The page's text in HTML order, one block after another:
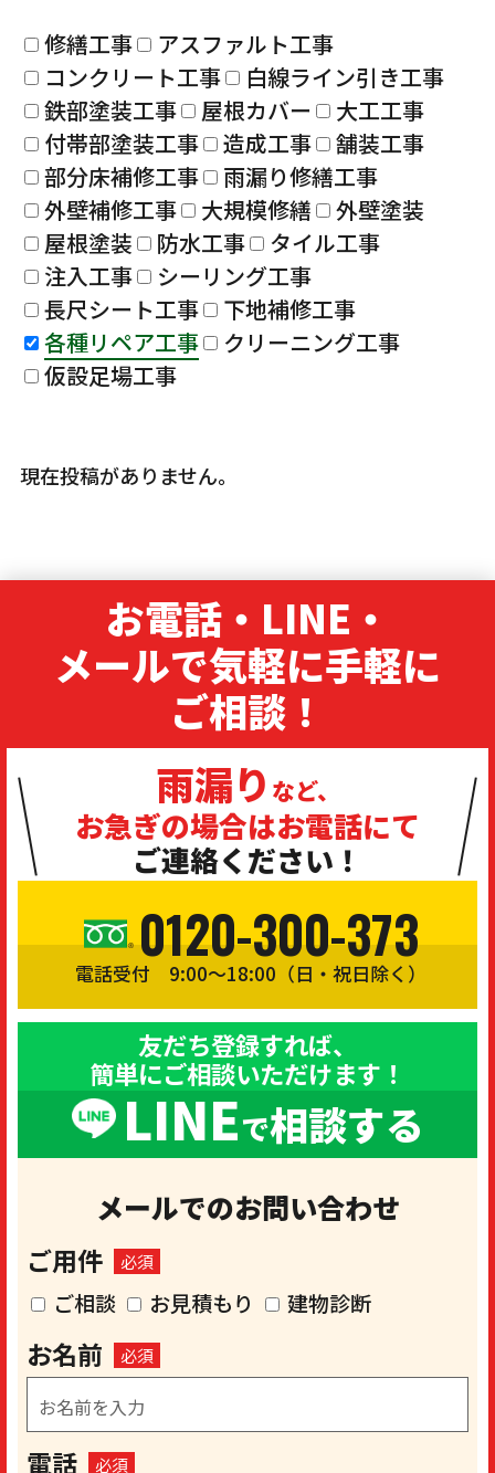
修繕工事
アスファルト工事
コンクリート工事
白線ライン引き工事
鉄部塗装工事
屋根カバー
大工工事
付帯部塗装工事
造成工事
舗装工事
部分床補修工事
雨漏り修繕工事
外壁補修工事
大規模修繕
外壁塗装
屋根塗装
防水工事
タイル工事
注入工事
シーリング工事
長尺シート工事
下地補修工事
各種リペア工事
クリーニング工事
仮設足場工事
現在投稿がありません。
お電話・LINE・
メールで気軽に手軽に
ご相談！
雨漏り など、
お急ぎの場合はお電話にて
ご連絡ください！
0120-300-373
電話受付 9:00〜18:00（日・祝日除く）
友だち登録すれば、
簡単にご相談いただけます！
LINEで相談する
メールでのお問い合わせ
ご用件 必須
ご相談 お見積もり 建物診断
お名前 必須
電話 必須